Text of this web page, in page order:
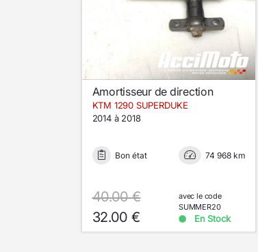
Amortisseur de direction
KTM 1290 SUPERDUKE
2014 à 2018
Bon état 74 968 km
40.00 €
32.00 €
avec le code
SUMMER20
En Stock